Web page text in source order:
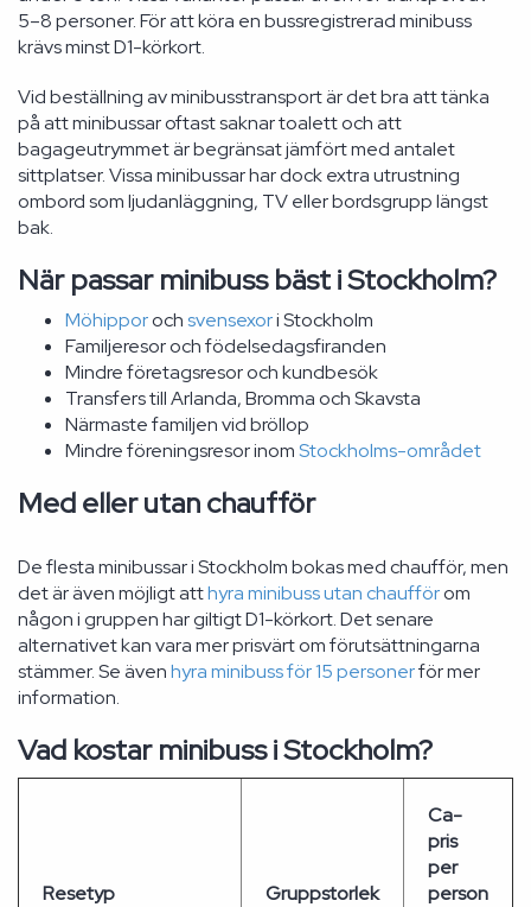
5–8 personer. För att köra en bussregistrerad minibuss
krävs minst D1-körkort.
Vid beställning av minibusstransport är det bra att tänka
på att minibussar oftast saknar toalett och att
bagageutrymmet är begränsat jämfört med antalet
sittplatser. Vissa minibussar har dock extra utrustning
ombord som ljudanläggning, TV eller bordsgrupp längst
bak.
När passar minibuss bäst i Stockholm?
Möhipporochsvensexori Stockholm
Familjeresor och födelsedagsfiranden
Mindre företagsresor och kundbesök
Transfers till Arlanda, Bromma och Skavsta
Närmaste familjen vid bröllop
Mindre föreningsresor inomStockholms-området
Med eller utan chaufför
De flesta minibussar i Stockholm bokas med chaufför, men
det är även möjligt atthyra minibuss utan chaufförom
någon i gruppen har giltigt D1-körkort. Det senare
alternativet kan vara mer prisvärt om förutsättningarna
stämmer. Se ävenhyra minibuss för 15 personerför mer
information.
Vad kostar minibuss i Stockholm?
Resetyp Gruppstorlek
Ca-
pris
per
person